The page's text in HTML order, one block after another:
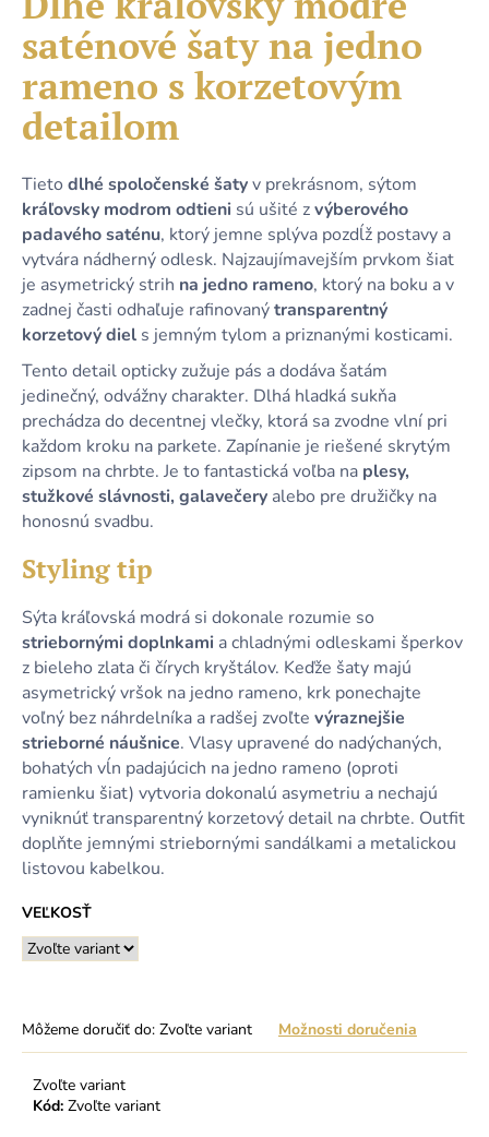
z
hviezdičiek.
saténové šaty na jedno
rameno s korzetovým
detailom
Tieto dlhé spoločenské šatyv prekrásnom, sýtom
kráľovsky modrom odtieni sú ušité zvýberového
padavého saténu, ktorý jemne splýva pozdĺž postavy a
vytvára nádherný odlesk. Najzaujímavejším prvkom šiat
je asymetrický strih na jedno rameno, ktorý na boku a v
zadnej časti odhaľuje rafinovanýtransparentný
korzetový diel s jemným tylom a priznanými kosticami.
Tento detail opticky zužuje pás a dodáva šatám
jedinečný, odvážny charakter. Dlhá hladká sukňa
prechádza do decentnej vlečky, ktorá sa zvodne vlní pri
každom kroku na parkete. Zapínanie je riešené skrytým
zipsom na chrbte. Je to fantastická voľba na plesy,
stužkové slávnosti, galavečery alebo pre družičky na
honosnú svadbu.
Styling tip
Sýta kráľovská modrá si dokonale rozumie so
striebornými doplnkami a chladnými odleskami šperkov
z bieleho zlata či čírych kryštálov. Keďže šaty majú
asymetrický vršok na jedno rameno, krk ponechajte
voľný bez náhrdelníka a radšej zvoľte výraznejšie
strieborné náušnice. Vlasy upravené do nadýchaných,
bohatých vĺn padajúcich na jedno rameno (oproti
ramienku šiat) vytvoria dokonalú asymetriu a nechajú
vyniknúť transparentný korzetový detail na chrbte. Outfit
doplňte jemnými striebornými sandálkami a metalickou
listovou kabelkou.
VEĽKOSŤ
Môžeme doručiť do: Zvoľte variant Možnosti doručenia
Zvoľte variant
Kód: Zvoľte variant
a
m
e
DLHÉ
TRBLIETAVÉ
TYLOVÉ
ŠATY
S
PREKLADANÝM
DEKOLTOM
A
VIAZANÍM
64,90